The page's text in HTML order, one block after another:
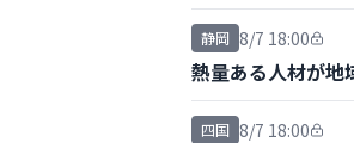
静岡 8/7 18:00
熱量ある人材が
四国 8/7 18:00